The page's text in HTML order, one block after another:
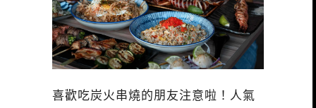
喜歡吃炭火串燒的朋友注意啦！人氣